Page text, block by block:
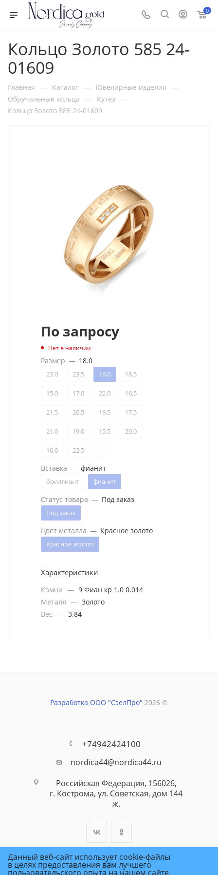
0
Кольцо Золото 585 24-
01609
Главная — Каталог — Ювелирные изделия —
Обручальные кольца — Кутез —
Кольцо Золото 585 24-01609
По запросу
Нет в наличии
Размер — 18.0
23.0 23.5 18.0 18.5
15.0 17.0 22.0 16.5
21.5 20.5 19.5 17.5
21.0 19.0 15.5 20.0
16.0 22.5 -
Вставка — фианит
бриллиант фианит
Статус товара — Под заказ
Под заказ
Цвет металла — Красное золото
Красное золото
Характеристики
Камни — 9 Фиан кр 1.0 0.014
Металл — Золото
Вес — 3.84
Разработка ООО "СэелПро" 2026 ©
+74942424100
nordica44@nordica44.ru
Российская Федерация, 156026,
г. Кострома, ул. Советская, дом 144
ж.
Данный веб-сайт использует cookie-файлы
в целях предоставления вам лучшего
пользовательского опыта на нашем сайте.